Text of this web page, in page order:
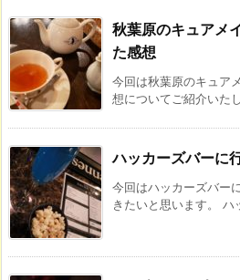
秋葉原のキュアメ
た感想
今回は秋葉原のキュア
想についてご紹介いた
ハッカーズバーに
今回はハッカーズバー
きたいと思います。 ハ